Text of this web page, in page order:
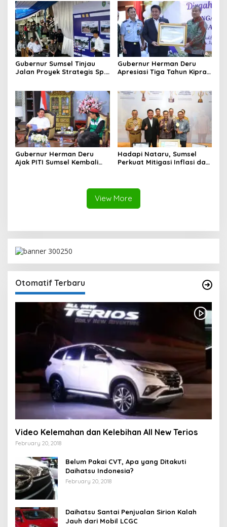
Perempuan
Gubernur Sumsel Tinjau
Jalan Proyek Strategis Sp.
Gubernur Herman Deru
Apresiasi Tiga Tahun Kiprah
Negara
Gubernur Herman Deru
Ajak PITI Sumsel Kembali
Hadapi Nataru, Sumsel
Perkuat Mitigasi Inflasi dan
View More
Otomatif Terbaru
Video Kelemahan dan Kelebihan All New Terios
February 20, 2018
Belum Pakai CVT, Apa yang Ditakuti
Daihatsu Indonesia?
February 20, 2018
Daihatsu Santai Penjualan Sirion Kalah
Jauh dari Mobil LCGC